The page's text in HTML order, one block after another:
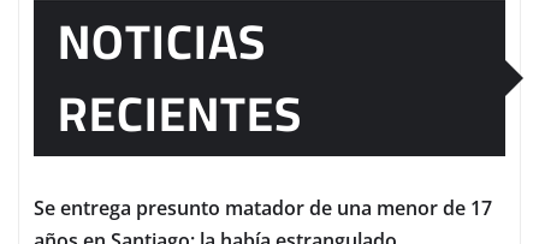
NOTICIAS
RECIENTES
Se entrega presunto matador de una menor de 17